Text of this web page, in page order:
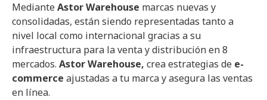
MedianteAstor Warehouse marcas nuevas y
consolidadas, están siendo representadas tanto a
nivel local como internacional gracias a su
infraestructura para la venta y distribución en 8
mercados. Astor Warehouse, crea estrategias de e-
commerce ajustadas a tu marca y asegura las ventas
en línea.